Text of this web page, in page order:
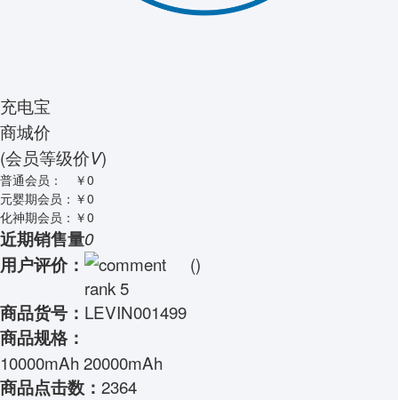
充电宝
商城价
(会员等级价V)
普通会员：
￥0
元婴期会员： ￥0
化神期会员： ￥0
近期销售量0
用户评价： ()
商品货号： LEVIN001499
商品规格：
10000mAh 20000mAh
商品点击数： 2364